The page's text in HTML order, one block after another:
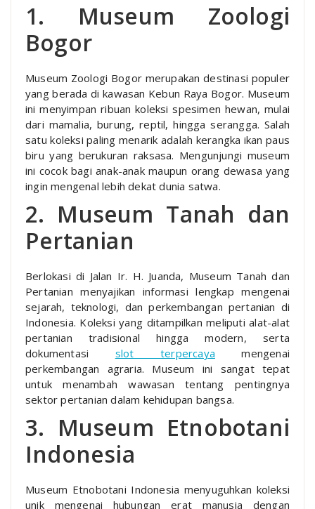
1. Museum Zoologi
Bogor
Museum Zoologi Bogor merupakan destinasi populer
yang berada di kawasan Kebun Raya Bogor. Museum
ini menyimpan ribuan koleksi spesimen hewan, mulai
dari mamalia, burung, reptil, hingga serangga. Salah
satu koleksi paling menarik adalah kerangka ikan paus
biru yang berukuran raksasa. Mengunjungi museum
ini cocok bagi anak-anak maupun orang dewasa yang
ingin mengenal lebih dekat dunia satwa.
2. Museum Tanah dan
Pertanian
Berlokasi di Jalan Ir. H. Juanda, Museum Tanah dan
Pertanian menyajikan informasi lengkap mengenai
sejarah, teknologi, dan perkembangan pertanian di
Indonesia. Koleksi yang ditampilkan meliputi alat-alat
pertanian tradisional hingga modern, serta
dokumentasi slot terpercaya mengenai
perkembangan agraria. Museum ini sangat tepat
untuk menambah wawasan tentang pentingnya
sektor pertanian dalam kehidupan bangsa.
3. Museum Etnobotani
Indonesia
Museum Etnobotani Indonesia menyuguhkan koleksi
unik mengenai hubungan erat manusia dengan